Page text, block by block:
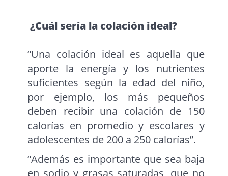
¿Cuál sería la colación ideal?
“Una colación ideal es aquella que
aporte la energía y los nutrientes
suficientes según la edad del niño,
por ejemplo, los más pequeños
deben recibir una colación de 150
calorías en promedio y escolares y
adolescentes de 200 a 250 calorías”.
“Además es importante que sea baja
en sodio y grasas saturadas, que no